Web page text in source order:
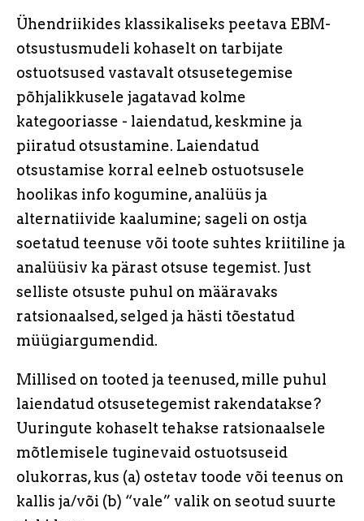
Ühendriikides klassikaliseks peetava EBM-
otsustusmudeli kohaselt on tarbijate
ostuotsused vastavalt otsusetegemise
põhjalikkusele jagatavad kolme
kategooriasse - laiendatud, keskmine ja
piiratud otsustamine. Laiendatud
otsustamise korral eelneb ostuotsusele
hoolikas info kogumine, analüüs ja
alternatiivide kaalumine; sageli on ostja
soetatud teenuse või toote suhtes kriitiline ja
analüüsiv ka pärast otsuse tegemist. Just
selliste otsuste puhul on määravaks
ratsionaalsed, selged ja hästi tõestatud
müügiargumendid.
Millised on tooted ja teenused, mille puhul
laiendatud otsusetegemist rakendatakse?
Uuringute kohaselt tehakse ratsionaalsele
mõtlemisele tuginevaid ostuotsuseid
olukorras, kus (a) ostetav toode või teenus on
kallis ja/või (b) “vale” valik on seotud suurte